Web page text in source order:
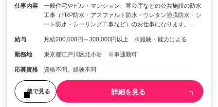
仕事内容
一般住宅やビル・マンション、官公庁などの公共施設の防水
工事（FRP防水・アスファルト防水・ウレタン塗膜防水・シ
ート防水・シーリング工事など）のお仕事になります。…
給与 月給200,000円～300,000円以上 ※経験・能力による
勤務地 東京都江戸川区北小岩 ※車通勤可
応募資格 資格不問、経験不問
後で見る 詳細を見る